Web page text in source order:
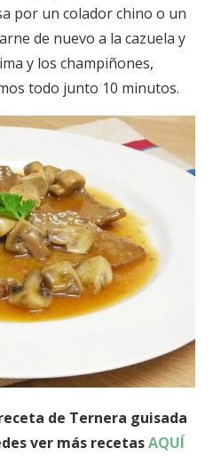
por un colador chino o un
de nuevo a la cazuela y
y los champiñones,
todo junto 10 minutos.
de Ternera guisada
ver más recetasAQUÍ